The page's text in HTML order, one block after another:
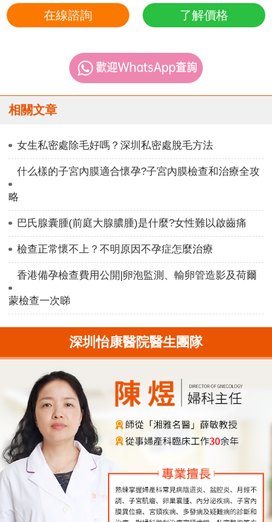
在線諮詢 了解價格
相關文章
女生私密處除毛好嗎？深圳私密處脫毛方法
什么樣的子宮內膜適合懷孕?子宮內膜檢查和治療全攻
略
巴氏腺囊腫(前庭大腺膿腫)是什麼?女性難以啟齒痛
檢查正常懷不上？不明原因不孕症怎麼治療
香港備孕檢查費用公開|卵泡監測、輸卵管造影及荷爾
蒙檢查一次睇
深圳怡康醫院醫生團隊